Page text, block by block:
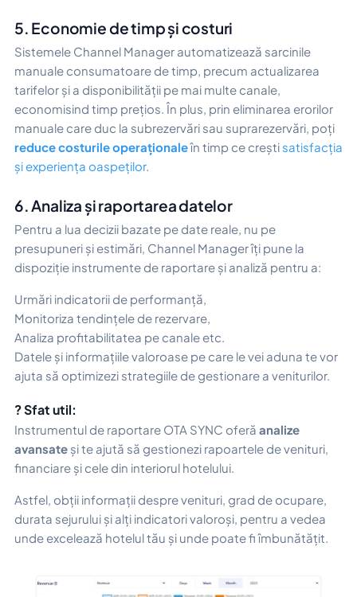
5. Economie de timp și costuri
Sistemele Channel Manager automatizează sarcinile
manuale consumatoare de timp, precum actualizarea
tarifelor și a disponibilității pe mai multe canale,
economisind timp prețios. În plus, prin eliminarea erorilor
manuale care duc la subrezervări sau suprarezervări, poți
reduce costurile operaționaleîn timp ce crești satisfacția
și experiența oaspeților.
6. Analiza și raportarea datelor
Pentru a lua decizii bazate pe date reale, nu pe
presupuneri și estimări, Channel Manager îți pune la
dispoziție instrumente de raportare și analiză pentru a:
Urmări indicatorii de performanță,
Monitoriza tendințele de rezervare,
Analiza profitabilitatea pe canale etc.
Datele și informațiile valoroase pe care le vei aduna te vor
ajuta să optimizezi strategiile de gestionare a veniturilor.
? Sfat util:
Instrumentul de raportare OTA SYNC oferă analize
avansate și te ajută să gestionezi rapoartele de venituri,
financiare și cele din interiorul hotelului.
Astfel, obții informații despre venituri, grad de ocupare,
durata sejurului și alți indicatori valoroși, pentru a vedea
unde excelează hotelul tău și unde poate fi îmbunătățit.